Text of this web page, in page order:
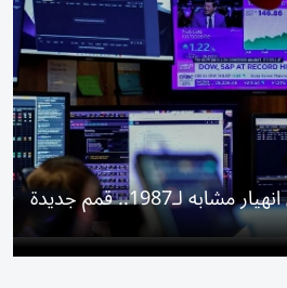
مايكل بوري يراهن على انهيار مشابه لـ1987.. قمم جديدة